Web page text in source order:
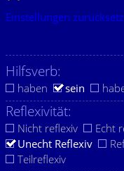
Einstellungen
Hilfsverb:
haben sein
Reflexivität:
Nicht reflexiv
Echt
Unecht Reflexiv
Teilreflexiv